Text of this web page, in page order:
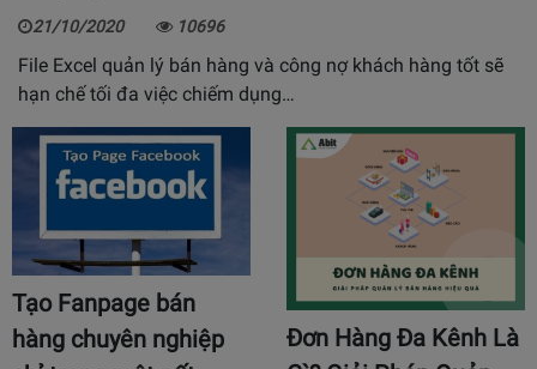
21/10/2020 10696
File Excel quản lý bán hàng và công nợ khách hàng tốt sẽ
hạn chế tối đa việc chiếm dụng…
Tạo Fanpage bán
hàng chuyên nghiệp
Đơn Hàng Đa Kênh Là